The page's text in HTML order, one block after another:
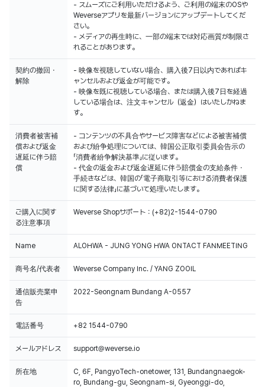
- スムーズにご利用いただけるよう、ご利用の端末のOSや
Weverseアプリを最新バージョンにアップデートしてくだ
さい。
- メディアの再生時に、一部の端末では対応画質が制限さ
契約の撤回・
解除
- 映像を視聴していない場合、購入後7日以内であればキ
ャンセルおよび返金が可能です。
- 映像を既に視聴している場合、または購入後7日を経過
している場合は、注文キャンセル（返金）はいたしかねま
消費者被害補
償および返金
遅延に伴う賠
償
- コンテンツの不具合やサービス障害などによる被害補償
および紛争処理については、韓国公正取引委員会告示の
「消費者紛争解決基準」に従います。
- 代金の返金および返金遅延に伴う賠償金の支給条件・
手続きなどは、韓国の「電子商取引等における消費者保護
ご購入に関す
る注意事項
Weverse Shopサポート：(+82)2-1544-0790
Name ALOHWA - JUNG YONG HWA ONTACT FANMEETING
商号名/代表者 Weverse Company Inc. / YANG ZOOIL
通信販売業申
告
2022-Seongnam Bundang A-0557
電話番号 +82 1544-0790
メールアドレス support@weverse.io
所在地
C, 6F, PangyoTech-onetower, 131, Bundangnaegok-
ro, Bundang-gu, Seongnam-si, Gyeonggi-do,